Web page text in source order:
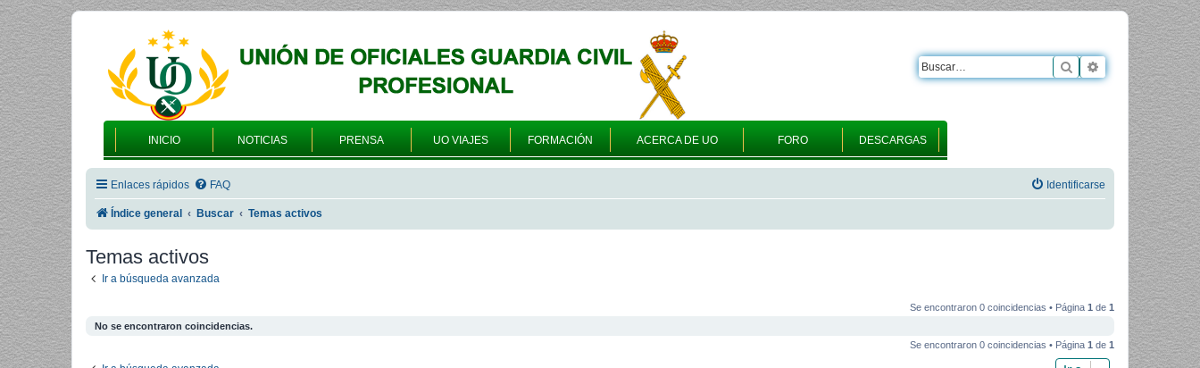
INICIO NOTICIAS PRENSA UO VIAJES FORMACIÓN ACERCA DE UO FORO DESCARGAS
Buscar Búsqueda
Enlaces rápidos FAQ Identificarse
Índice general Buscar Temas activos
Temas activos
Ir a búsqueda avanzada
Se encontraron 0 coincidencias • Página 1 de 1
No se encontraron coincidencias.
Se encontraron 0 coincidencias • Página 1 de 1